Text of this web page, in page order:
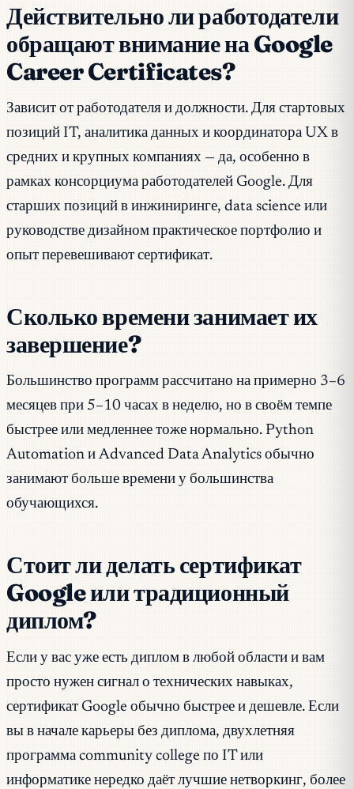
Действительно ли работодатели
обращают внимание на Google
Career Certificates?
Зависит от работодателя и должности. Для стартовых
позиций IT, аналитика данных и координатора UX в
средних и крупных компаниях — да, особенно в
рамках консорциума работодателей Google. Для
старших позиций в инжиниринге, data science или
руководстве дизайном практическое портфолио и
опыт перевешивают сертификат.
Сколько времени занимает их
завершение?
Большинство программ рассчитано на примерно 3–6
месяцев при 5–10 часах в неделю, но в своём темпе
быстрее или медленнее тоже нормально. Python
Automation и Advanced Data Analytics обычно
занимают больше времени у большинства
обучающихся.
Стоит ли делать сертификат
Google или традиционный
диплом?
Если у вас уже есть диплом в любой области и вам
просто нужен сигнал о технических навыках,
сертификат Google обычно быстрее и дешевле. Если
вы в начале карьеры без диплома, двухлетняя
программа community college по IT или
информатике нередко даёт лучшие нетворкинг, более